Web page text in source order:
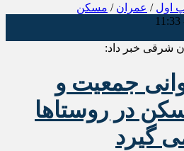
اول / عمران / مسکن
شرقی خبر داد:
جمعیت و
در روستاها
گیرد